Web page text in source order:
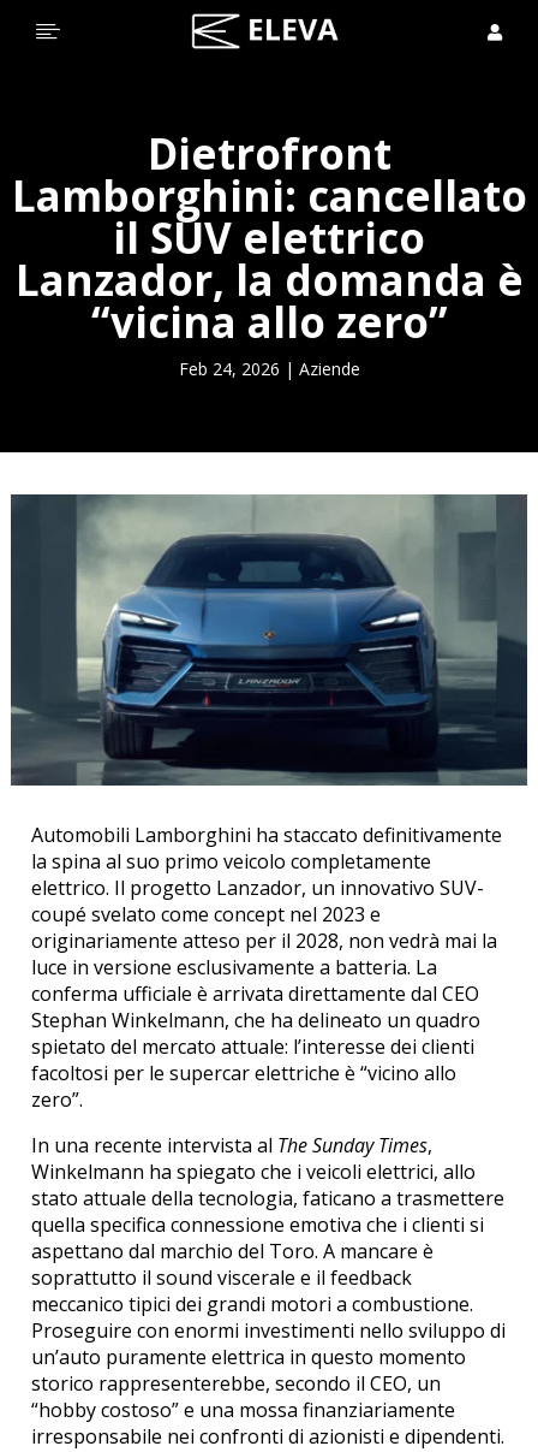
 
Dietrofront
Lamborghini: cancellato
il SUV elettrico
Lanzador, la domanda è
“vicina allo zero”
Feb 24, 2026 | Aziende
Automobili Lamborghini ha staccato definitivamente
la spina al suo primo veicolo completamente
elettrico. Il progetto Lanzador, un innovativo SUV-
coupé svelato come concept nel 2023 e
originariamente atteso per il 2028, non vedrà mai la
luce in versione esclusivamente a batteria. La
conferma ufficiale è arrivata direttamente dal CEO
Stephan Winkelmann, che ha delineato un quadro
spietato del mercato attuale: l’interesse dei clienti
facoltosi per le supercar elettriche è “vicino allo
zero”.
In una recente intervista al The Sunday Times,
Winkelmann ha spiegato che i veicoli elettrici, allo
stato attuale della tecnologia, faticano a trasmettere
quella specifica connessione emotiva che i clienti si
aspettano dal marchio del Toro. A mancare è
soprattutto il sound viscerale e il feedback
meccanico tipici dei grandi motori a combustione.
Proseguire con enormi investimenti nello sviluppo di
un’auto puramente elettrica in questo momento
storico rappresenterebbe, secondo il CEO, un
“hobby costoso” e una mossa finanziariamente
irresponsabile nei confronti di azionisti e dipendenti.